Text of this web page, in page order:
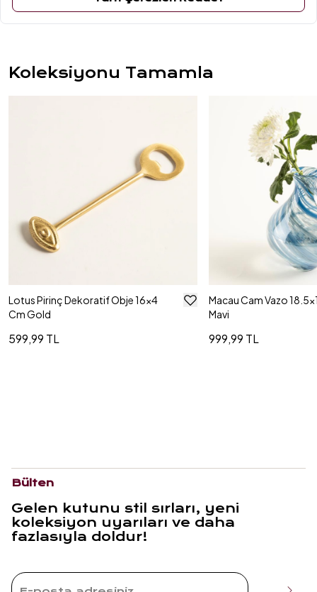
ÜRÜN YORUMLARI
Koleksiyonu Tamamla
Lotus Pirinç Dekoratif Obje 16x4
Cm Gold
599,99 TL
Macau Cam Vazo
Mavi
999,99 TL
Bülten
Gelen kutunu stil sırları, yeni
koleksiyon uyarıları ve daha
fazlasıyla doldur!